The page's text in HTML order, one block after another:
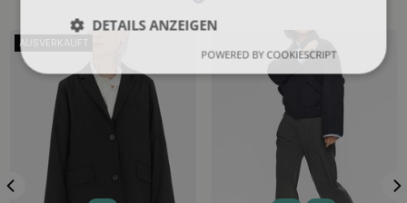
AUSVERKAUFT
DETAILS ANZEIGEN
POWERED BY COOKIESCRIPT